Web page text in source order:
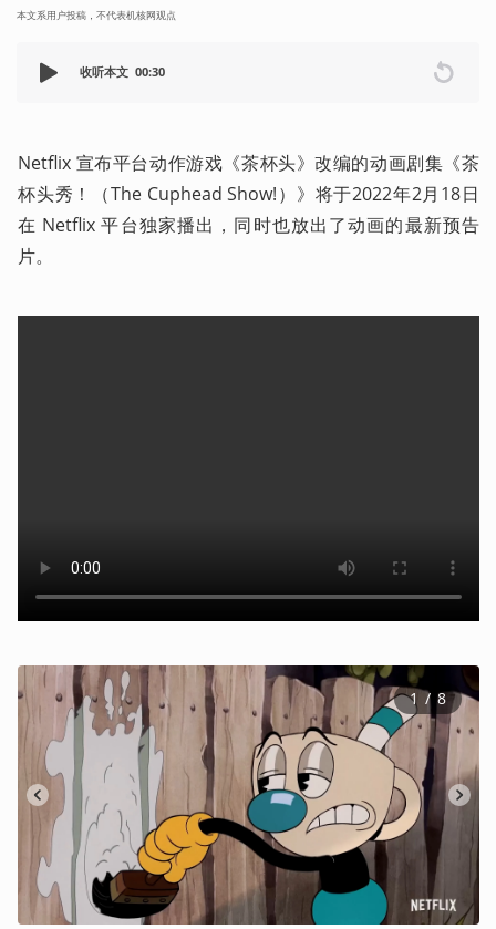
本文系用户投稿，不代表机核网观点
收听本文 00:30
Netflix 宣布平台动作游戏《茶杯头》改编的动画剧集《茶
杯头秀！（The Cuphead Show!）》将于2022年2月18日
在 Netflix 平台独家播出，同时也放出了动画的最新预告
片。
1 / 8